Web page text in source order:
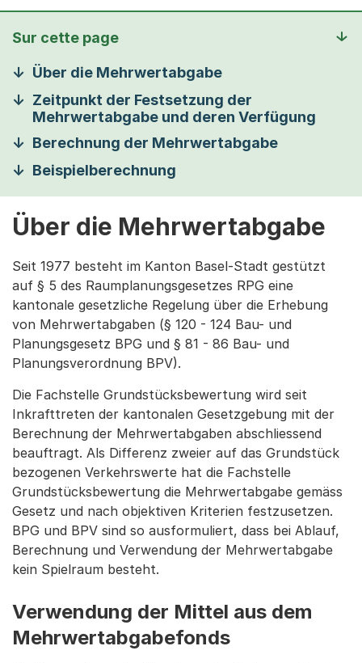
Sur cette page
Über die Mehrwertabgabe
Zeitpunkt der Festsetzung der
Mehrwertabgabe und deren Verfügung
Berechnung der Mehrwertabgabe
Beispielberechnung
Über die Mehrwertabgabe
Seit 1977 besteht im Kanton Basel-Stadt gestützt
auf § 5 des Raumplanungsgesetzes RPG eine
kantonale gesetzliche Regelung über die Erhebung
von Mehrwertabgaben (§ 120 - 124 Bau- und
Planungsgesetz BPG und § 81 - 86 Bau- und
Planungsverordnung BPV).
Die Fachstelle Grundstücksbewertung wird seit
Inkrafttreten der kantonalen Gesetzgebung mit der
Berechnung der Mehrwertabgaben abschliessend
beauftragt. Als Differenz zweier auf das Grundstück
bezogenen Verkehrswerte hat die Fachstelle
Grundstücksbewertung die Mehrwertabgabe gemäss
Gesetz und nach objektiven Kriterien festzusetzen.
BPG und BPV sind so ausformuliert, dass bei Ablauf,
Berechnung und Verwendung der Mehrwertabgabe
kein Spielraum besteht.
Verwendung der Mittel aus dem
Mehrwertabgabefonds